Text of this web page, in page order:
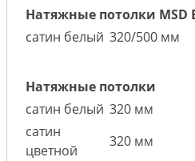
Натяжные потолки MSD
сатин белый 320/500 мм
Натяжные потолки
сатин белый 320 мм
сатин
цветной
320 мм